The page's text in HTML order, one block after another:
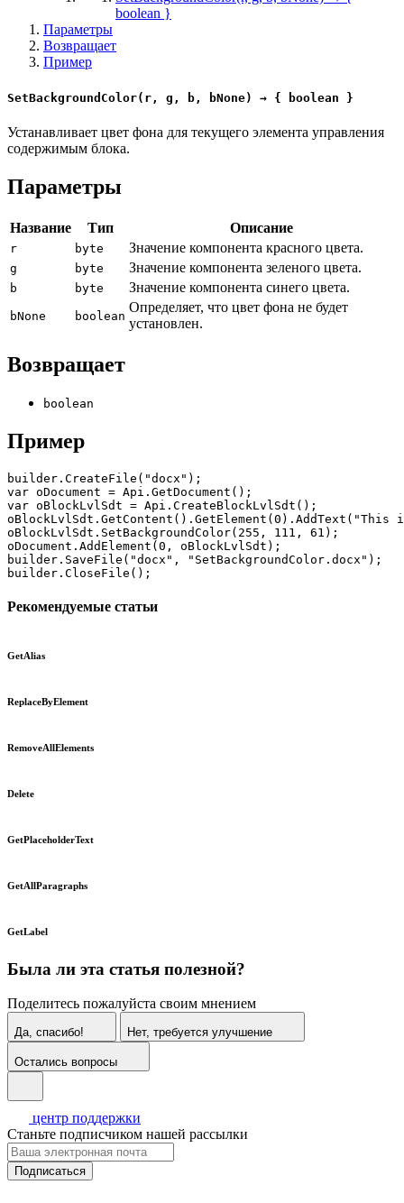
boolean }
Параметры
Возвращает
Пример
SetBackgroundColor(r, g, b, bNone) → { boolean }
Устанавливает цвет фона для текущего элемента управления
содержимым блока.
Параметры
Название Тип Описание
r byte Значение компонента красного цвета.
g byte Значение компонента зеленого цвета.
b byte Значение компонента синего цвета.
bNone boolean
Определяет, что цвет фона не будет
установлен.
Возвращает
boolean
Пример
builder.CreateFile("docx");
var oDocument = Api.GetDocument();
var oBlockLvlSdt = Api.CreateBlockLvlSdt();
oBlockLvlSdt.SetBackgroundColor(255, 111, 61);
oDocument.AddElement(0, oBlockLvlSdt);
builder.SaveFile("docx", "SetBackgroundColor.docx");
builder.CloseFile();
Рекомендуемые статьи
GetAlias
ReplaceByElement
RemoveAllElements
Delete
GetPlaceholderText
GetAllParagraphs
GetLabel
Была ли эта статья полезной?
Поделитесь пожалуйста своим мнением
Да, спасибо! Нет, требуется улучшение
Остались вопросы
центр поддержки
Станьте подписчиком нашей рассылки
Подписаться